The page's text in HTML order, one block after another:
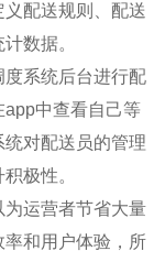
配送规则、配送
数据。
系统后台进行配
中查看自己等
对配送员的管理
极性。
运营者节省大量
和用户体验，所